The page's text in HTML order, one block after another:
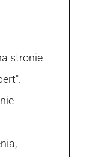
stronie